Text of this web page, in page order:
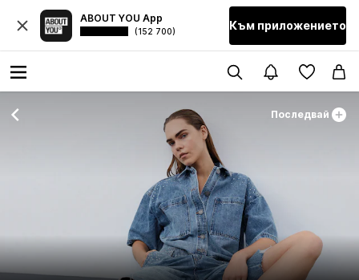
ABOUT YOU App
(152 700) Към приложението
Последвай